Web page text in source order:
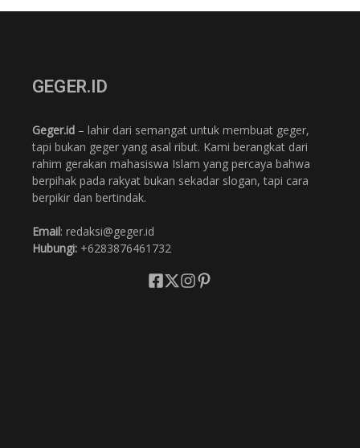
GEGER.ID
Geger.id – lahir dari semangat untuk membuat geger,
tapi bukan geger yang asal ribut. Kami berangkat dari
rahim gerakan mahasiswa Islam yang percaya bahwa
berpihak pada rakyat bukan sekadar slogan, tapi cara
berpikir dan bertindak.
Email: redaksi@geger.id
Hubungi: +6283876461732